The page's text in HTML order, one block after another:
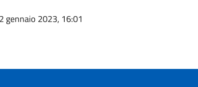
gennaio 2023, 16:01